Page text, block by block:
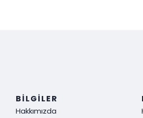
Güvenlik: Kayak yaparken
Müşteri Memnuniyeti: Sizin tatmin
ediyoruz!
BILGILER
Hakkımızda